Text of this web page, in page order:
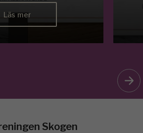
Läs mer
Skogen